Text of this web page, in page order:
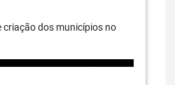
criação dos municípios no